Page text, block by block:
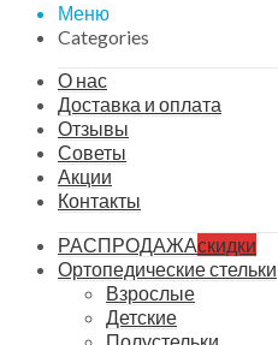
Меню
Categories
О нас
Доставка и оплата
Отзывы
Советы
Акции
Контакты
РАСПРОДАЖАскидки
Ортопедические стельки
Взрослые
Детские